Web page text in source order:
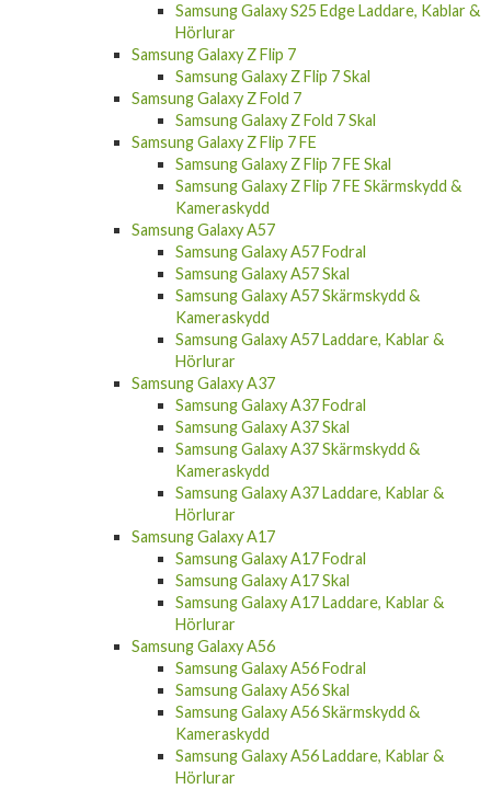
Samsung Galaxy S25 Edge Laddare, Kablar &
Hörlurar
Samsung Galaxy Z Flip 7
Samsung Galaxy Z Flip 7 Skal
Samsung Galaxy Z Fold 7
Samsung Galaxy Z Fold 7 Skal
Samsung Galaxy Z Flip 7 FE
Samsung Galaxy Z Flip 7 FE Skal
Samsung Galaxy Z Flip 7 FE Skärmskydd &
Kameraskydd
Samsung Galaxy A57
Samsung Galaxy A57 Fodral
Samsung Galaxy A57 Skal
Samsung Galaxy A57 Skärmskydd &
Kameraskydd
Samsung Galaxy A57 Laddare, Kablar &
Hörlurar
Samsung Galaxy A37
Samsung Galaxy A37 Fodral
Samsung Galaxy A37 Skal
Samsung Galaxy A37 Skärmskydd &
Kameraskydd
Samsung Galaxy A37 Laddare, Kablar &
Hörlurar
Samsung Galaxy A17
Samsung Galaxy A17 Fodral
Samsung Galaxy A17 Skal
Samsung Galaxy A17 Laddare, Kablar &
Hörlurar
Samsung Galaxy A56
Samsung Galaxy A56 Fodral
Samsung Galaxy A56 Skal
Samsung Galaxy A56 Skärmskydd &
Kameraskydd
Samsung Galaxy A56 Laddare, Kablar &
Hörlurar